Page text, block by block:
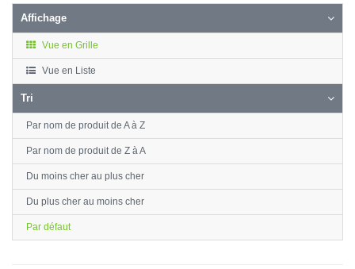
Affichage
Vue en Grille
Vue en Liste
Tri
Par nom de produit de A à Z
Par nom de produit de Z à A
Du moins cher au plus cher
Du plus cher au moins cher
Par défaut